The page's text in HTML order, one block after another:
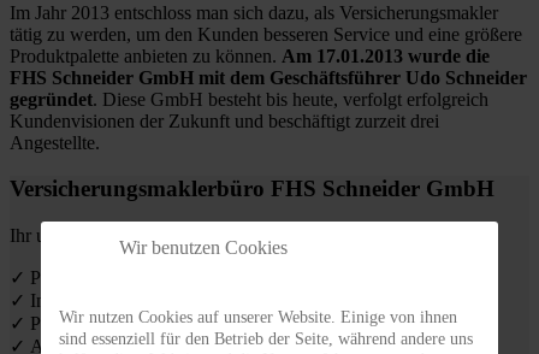
Im Jahr 2013 entschloss man sich dazu, als Versicherungsmakler
tätig zu werden, um den Kunden besseren Service und eine größere
Produktpalette anbieten zu können. Am 17.01.2013 wurde die
FHS Schneider GmbH mit dem Geschäftsführer Udo Schneider
gegründet. Diese GmbH besteht bis heute, verfolgt erfolgreich
Kundenvisionen der Zukunft und beschäftigt zurzeit drei
Angestellte.
Versicherungsmaklerbüro FHS Schneider GmbH
Ihr ungebundener Versicherungsmakler
✓ Professionelle und kostenlose Beratung
✓ Individuelle Analyse Ihre Bedürfnisse
✓ Persönliche Betreuung im Schadensfall
✓ Ausgewogenes Preis-Leistungs-Verhältnis
Wir benutzen Cookies
Wir nutzen Cookies auf unserer Website. Einige von ihnen
sind essenziell für den Betrieb der Seite, während andere uns